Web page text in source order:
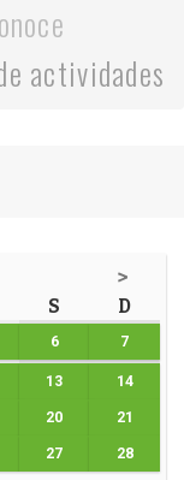
actividades
>
S D
6 7
13 14
20 21
27 28